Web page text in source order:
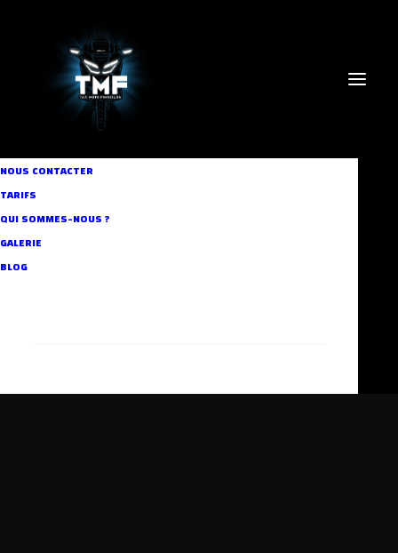
NOUS CONTACTER
TARIFS
QUI SOMMES-NOUS ?
GALERIE
BLOG
InBusiness Taxi